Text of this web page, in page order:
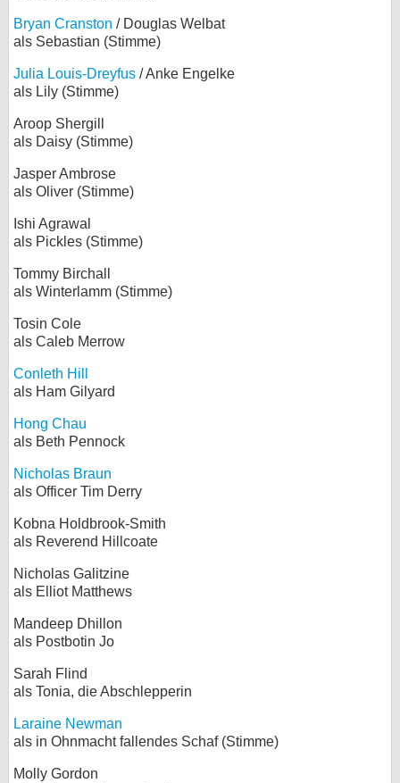
Bryan Cranston / Douglas Welbat
als Sebastian (Stimme)
Julia Louis-Dreyfus / Anke Engelke
als Lily (Stimme)
Aroop Shergill
als Daisy (Stimme)
Jasper Ambrose
als Oliver (Stimme)
Ishi Agrawal
als Pickles (Stimme)
Tommy Birchall
als Winterlamm (Stimme)
Tosin Cole
als Caleb Merrow
Conleth Hill
als Ham Gilyard
Hong Chau
als Beth Pennock
Nicholas Braun
als Officer Tim Derry
Kobna Holdbrook-Smith
als Reverend Hillcoate
Nicholas Galitzine
als Elliot Matthews
Mandeep Dhillon
als Postbotin Jo
Sarah Flind
als Tonia, die Abschlepperin
Laraine Newman
als in Ohnmacht fallendes Schaf (Stimme)
Molly Gordon